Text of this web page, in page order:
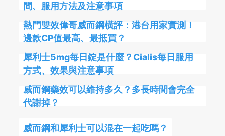
間、服用方法及注意事項
熱門雙效偉哥威而鋼橫評：港台用家實測！
邊款CP值最高、最抵買？
犀利士5mg每日錠是什麼？Cialis每日服用
方式、效果與注意事項
威而鋼藥效可以維持多久？多長時間會完全
代謝掉？
威而鋼和犀利士可以混在一起吃嗎？